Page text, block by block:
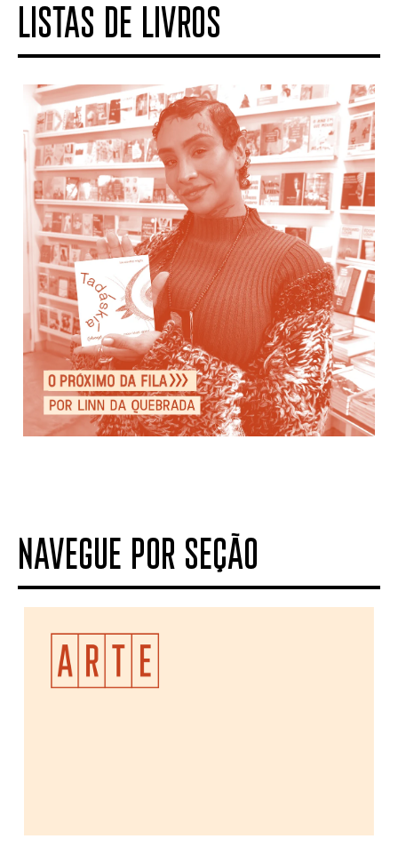
LISTAS DE LIVROS
NAVEGUE POR SEÇÃO